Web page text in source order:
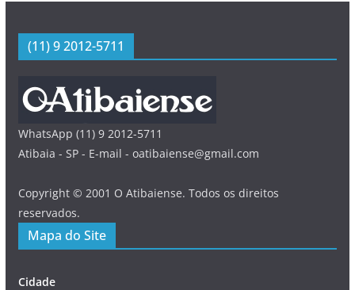
(11) 9 2012-5711
WhatsApp (11) 9 2012-5711
Atibaia - SP - E-mail - oatibaiense@gmail.com
Copyright © 2001 O Atibaiense. Todos os direitos
reservados.
Mapa do Site
Cidade